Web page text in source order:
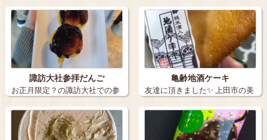
茶のポル…
…
諏訪大社参拝だんご
お正月限定？の諏訪大社での参
拝だんごです…
亀齢地酒ケーキ
友達に頂きました✨ 上田市の美
味しいお…